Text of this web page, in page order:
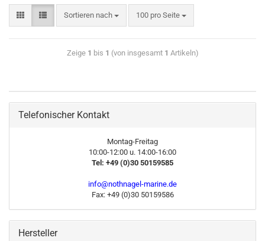
Sortieren nach 100 pro Seite
Zeige 1 bis 1 (von insgesamt 1 Artikeln)
Telefonischer Kontakt
Montag-Freitag
10:00-12:00 u. 14:00-16:00
Tel: +49 (0)30 50159585
info@nothnagel-marine.de
Fax: +49 (0)30 50159586
Hersteller